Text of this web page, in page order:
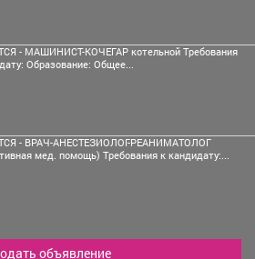
- МАШИНИСТ-КОЧЕГАР котельной Требования
Образование: Общее...
- ВРАЧ-АНЕСТЕЗИОЛОГ-РЕАНИМАТОЛОГ
мед. помощь) Требования к кандидату:...
объявление